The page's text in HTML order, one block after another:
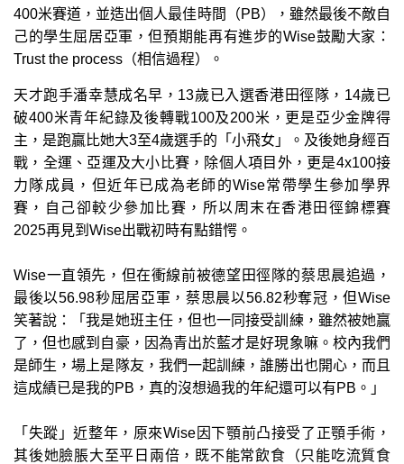
400米賽道，並造出個人最佳時間（PB），雖然最後不敵自
己的學生屈居亞軍，但預期能再有進步的Wise鼓勵大家：
Trust the process（相信過程）。
天才跑手潘幸慧成名早，13歲已入選香港田徑隊，14歲已
破400米青年紀錄及後轉戰100及200米，更是亞少金牌得
主，是跑贏比她大3至4歲選手的「小飛女」。及後她身經百
戰，全運、亞運及大小比賽，除個人項目外，更是4x100接
力隊成員，但近年已成為老師的Wise常帶學生參加學界
賽，自己卻較少參加比賽，所以周末在香港田徑錦標賽
2025再見到Wise出戰初時有點錯愕。
Wise一直領先，但在衝線前被德望田徑隊的蔡思晨追過，
最後以56.98秒屈居亞軍，蔡思晨以56.82秒奪冠，但Wise
笑著說：「我是她班主任，但也一同接受訓練，雖然被她贏
了，但也感到自豪，因為青出於藍才是好現象嘛。校內我們
是師生，場上是隊友，我們一起訓練，誰勝出也開心，而且
這成績已是我的PB，真的沒想過我的年紀還可以有PB。」
「失蹤」近整年，原來Wise因下顎前凸接受了正顎手術，
其後她臉脹大至平日兩倍，既不能常飲食（只能吃流質食